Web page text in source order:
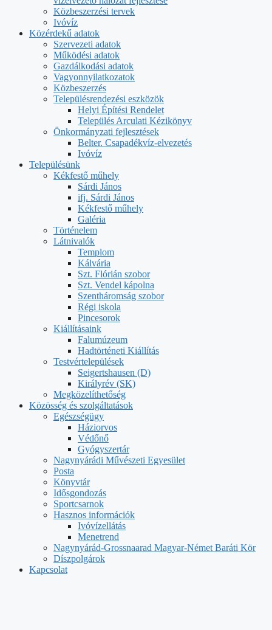
Közbeszerzési tervek
Ivóvíz
Közérdekű adatok
Szervezeti adatok
Működési adatok
Gazdálkodási adatok
Vagyonnyilatkozatok
Közbeszerzés
Településrendezési eszközök
Helyi Építési Rendelet
Település Arculati Kézikönyv
Önkormányzati fejlesztések
Belter. Csapadékvíz-elvezetés
Ivóvíz
Településünk
Kékfestő műhely
Sárdi János
ifj. Sárdi János
Kékfestő műhely
Galéria
Történelem
Látnivalók
Templom
Kálvária
Szt. Flórián szobor
Szt. Vendel kápolna
Szentháromság szobor
Régi iskola
Pincesorok
Kiállításaink
Falumúzeum
Hadtörténeti Kiállítás
Testvértelepülések
Seigertshausen (D)
Királyrév (SK)
Megközelíthetőség
Közösség és szolgáltatások
Egészségügy
Háziorvos
Védőnő
Gyógyszertár
Nagynyárádi Művészeti Egyesület
Posta
Könyvtár
Idősgondozás
Sportcsarnok
Hasznos információk
Ivóvízellátás
Menetrend
Nagynyárád-Grossnaarad Magyar-Német Baráti Kör
Díszpolgárok
Kapcsolat